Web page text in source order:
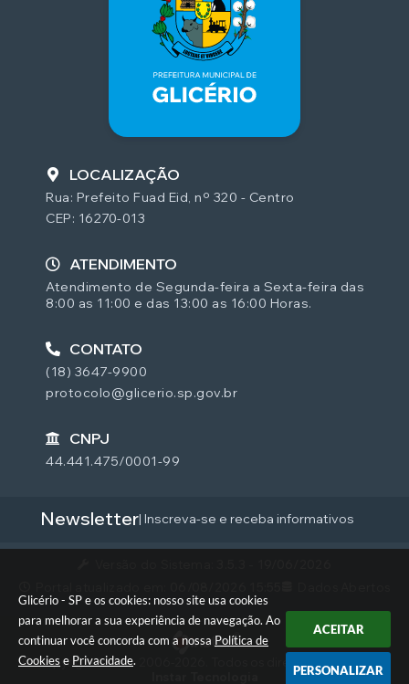
Glicério - SP e os cookies: nosso site usa cookies
para melhorar a sua experiência de navegação. Ao
continuar você concorda com a nossa Política de
Cookies e Privacidade.
ACEITAR
PERSONALIZAR
LOCALIZAÇÃO
Rua: Prefeito Fuad Eid, nº 320 - Centro
CEP: 16270-013
CONTATO
(18) 3647-9900
protocolo@glicerio.sp.gov.br
ATENDIMENTO
Atendimento de Segunda-feira a Sexta-feira das
8:00 as 11:00 e das 13:00 as 16:00 Horas.
CNPJ
44.441.475/0001-99
Newsletter| Inscreva-se e receba informativos
© Copyright Instar - 2006-2026. Todos os direitos reservados -